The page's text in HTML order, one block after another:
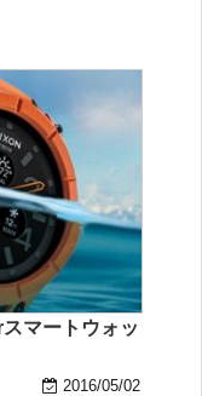
マートウォッ
2016/05/02